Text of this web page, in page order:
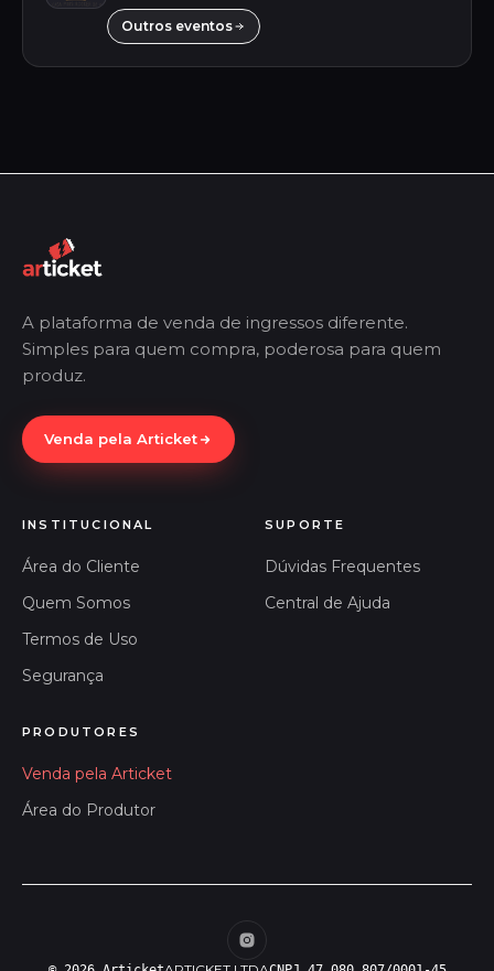
Outros eventos
A plataforma de venda de ingressos diferente.
Simples para quem compra, poderosa para quem
produz.
Venda pela Articket
INSTITUCIONAL
Área do Cliente
Quem Somos
Termos de Uso
Segurança
SUPORTE
Dúvidas Frequentes
Central de Ajuda
PRODUTORES
Venda pela Articket
Área do Produtor